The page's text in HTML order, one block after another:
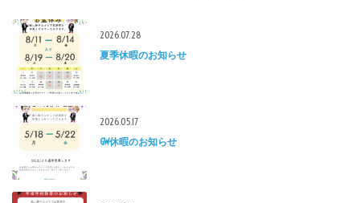
2026.07.28
夏季休暇のお知らせ
2026.05.17
GW休暇のお知らせ